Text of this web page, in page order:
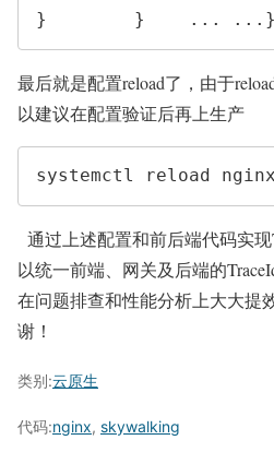
}        }    ... ...}
最后就是配置reload了，由于
以建议在配置验证后再上生产
systemctl reload nginx
通过上述配置和前后端代码实
以统一前端、网关及后端的
在问题排查和性能分析上大大提
谢！
类别:云原生
代码:nginx, skywalking